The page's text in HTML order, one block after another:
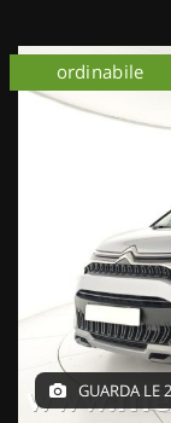
NOLEGGIO AUTO
NOLEGGIO LUNGO
ordinabile
GUARDA LE